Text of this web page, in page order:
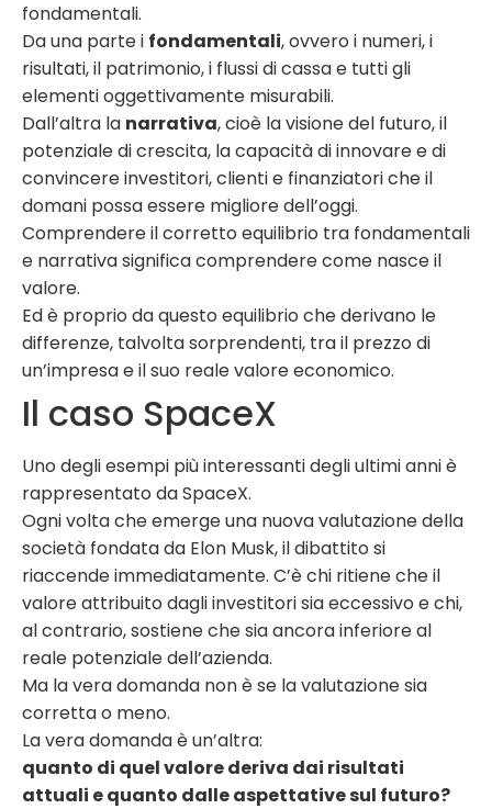
fondamentali.
Da una parte i fondamentali, ovvero i numeri, i
risultati, il patrimonio, i flussi di cassa e tutti gli
elementi oggettivamente misurabili.
Dall’altra la narrativa, cioè la visione del futuro, il
potenziale di crescita, la capacità di innovare e di
convincere investitori, clienti e finanziatori che il
domani possa essere migliore dell’oggi.
Comprendere il corretto equilibrio tra fondamentali
e narrativa significa comprendere come nasce il
valore.
Ed è proprio da questo equilibrio che derivano le
differenze, talvolta sorprendenti, tra il prezzo di
un’impresa e il suo reale valore economico.
Il caso SpaceX
Uno degli esempi più interessanti degli ultimi anni è
rappresentato da SpaceX.
Ogni volta che emerge una nuova valutazione della
società fondata da Elon Musk, il dibattito si
riaccende immediatamente. C’è chi ritiene che il
valore attribuito dagli investitori sia eccessivo e chi,
al contrario, sostiene che sia ancora inferiore al
reale potenziale dell’azienda.
Ma la vera domanda non è se la valutazione sia
corretta o meno.
La vera domanda è un’altra:
quanto di quel valore deriva dai risultati
attuali e quanto dalle aspettative sul futuro?